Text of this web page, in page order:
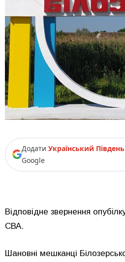
Додати Український Південь
Google
Відповідне звернення
СВА.
Шановні мешканці